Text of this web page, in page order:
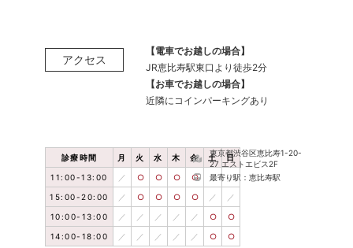
アクセス
【電車でお越しの場合】
JR恵比寿駅東口より徒歩2分
【お車でお越しの場合】
近隣にコインパーキングあり
診療時間 月 火 水 木 金 土 日
11:00-13:00 ／ ○ ○ ○ ○ ／ ／
15:00-20:00 ／ ○ ○ ○ ○ ／ ／
10:00-13:00 ／ ／ ／ ／ ／ ○ ○
14:00-18:00 ／ ／ ／ ／ ／ ○ ○
東京都渋谷区恵比寿1-20-
27 エストエビス2F
最寄り駅：恵比寿駅